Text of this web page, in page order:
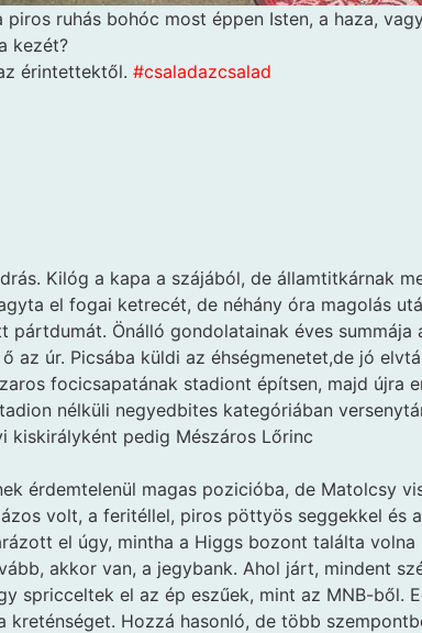
ruhás bohóc most éppen Isten, a haza,
kezét?
érintettektől. #csaladazcsalad
Kilóg a kapa a szájából, de államtitkárnak
el fogai ketrecét, de néhány óra magolás
Önálló gondolatainak éves summája
az úr. Picsába küldi az éhségmenetet,de jó
focicsapatának stadiont építsen, majd újra
nélküli negyedbites kategóriában
kiskirályként pedig Mészáros Lőrinc
érdemtelenül magas pozicióba, de Matolcsy
volt, a feritéllel, piros pöttyös seggekkel és
el úgy, mintha a Higgs bozont találta volna
akkor van, a jegybank. Ahol járt, mindent
spricceltek el az ép eszűek, mint az MNB-ből.
kreténséget. Hozzá hasonló, de több